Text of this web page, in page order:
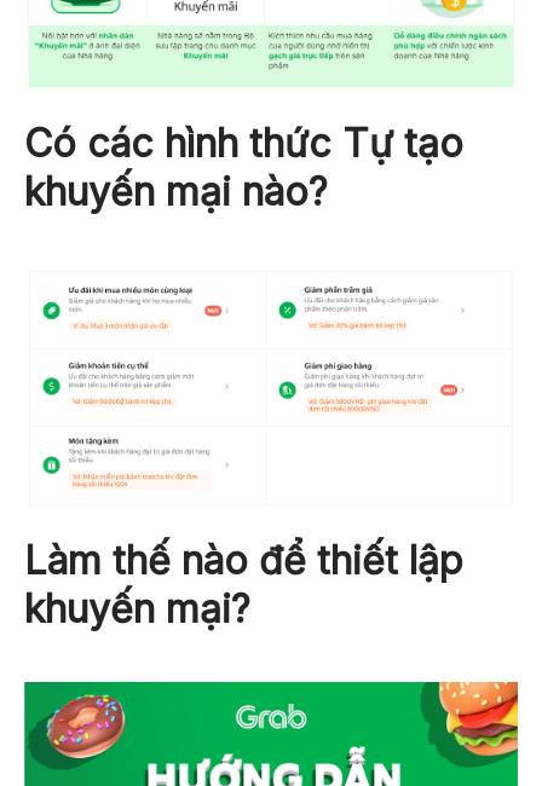
Có các hình thức Tự tạo
khuyến mại nào?
Làm thế nào để thiết lập
khuyến mại?